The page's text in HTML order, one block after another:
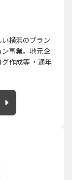
横浜のブラン
事業。地元企
作成等 ・通年